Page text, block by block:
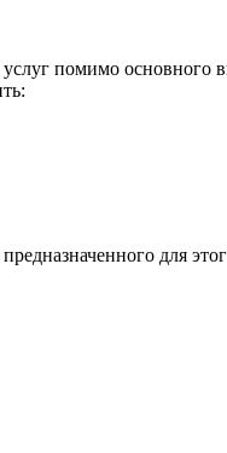
помимо основного
для